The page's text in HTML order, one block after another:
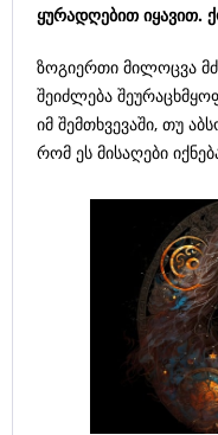
ყურადღებით იყავით.
ზოგიერთი მილოცვა
შეიძლება
იმ შემთხვევაში, თუ
რომ ეს მისაღები